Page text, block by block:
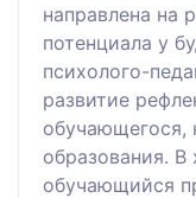
направлена на
потенциала у
психолого-
развитие
обучающегося,
образования.
обучающийся